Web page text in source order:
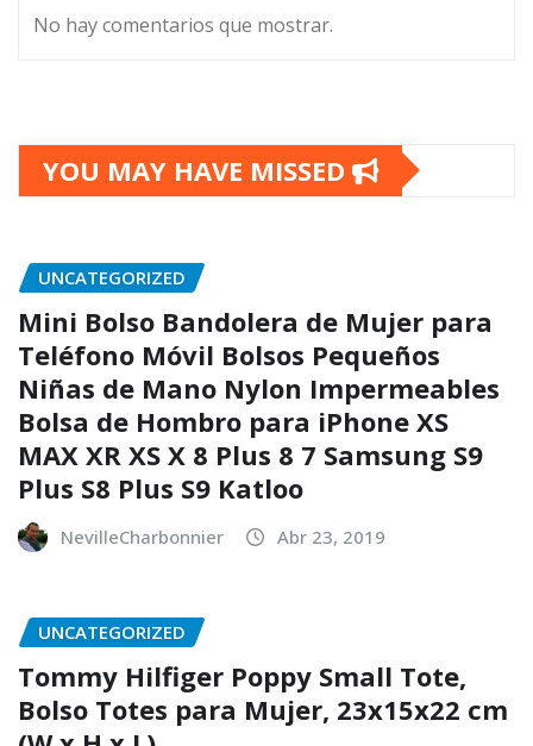
No hay comentarios que mostrar.
YOU MAY HAVE MISSED
UNCATEGORIZED
Mini Bolso Bandolera de Mujer para
Teléfono Móvil Bolsos Pequeños
Niñas de Mano Nylon Impermeables
Bolsa de Hombro para iPhone XS
MAX XR XS X 8 Plus 8 7 Samsung S9
Plus S8 Plus S9 Katloo
NevilleCharbonnier Abr 23, 2019
UNCATEGORIZED
Tommy Hilfiger Poppy Small Tote,
Bolso Totes para Mujer, 23x15x22 cm